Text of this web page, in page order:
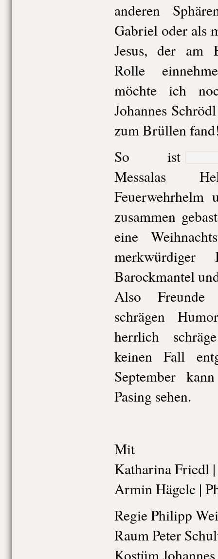
anderen
Gabriel oder als
Jesus, der am
Rolle
möchte ich
Johannes
zum Brüllen
So ist
Messalas
Feuerwehrhelm
zusammen
eine
Barockmantel
Also
schrägen
herrlich
keinen Fall
September
Pasing sehen.
Mit
Katharina Friedl
Armin Hägele |
Regie Philipp
Raum Peter
Kostüm